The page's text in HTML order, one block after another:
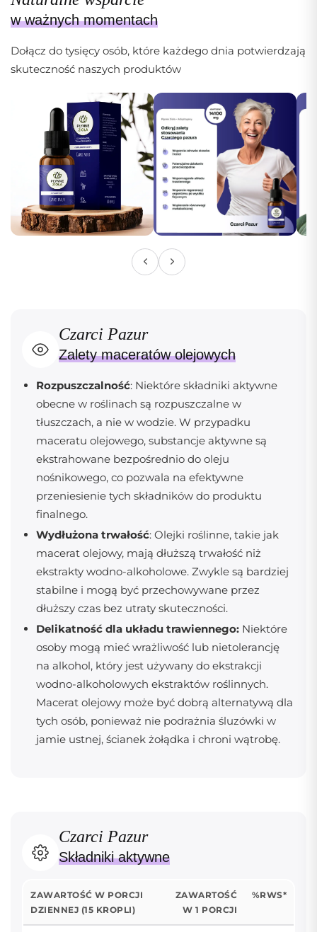
w ważnych momentach
Dołącz do tysięcy osób, które każdego dnia potwierdzają
skuteczność naszych produktów
Czarci Pazur
Zalety maceratów olejowych
Rozpuszczalność: Niektóre składniki aktywne
obecne w roślinach są rozpuszczalne w
tłuszczach, a nie w wodzie. W przypadku
maceratu olejowego, substancje aktywne są
ekstrahowane bezpośrednio do oleju
nośnikowego, co pozwala na efektywne
przeniesienie tych składników do produktu
finalnego.
Wydłużona trwałość: Olejki roślinne, takie jak
macerat olejowy, mają dłuższą trwałość niż
ekstrakty wodno-alkoholowe. Zwykle są bardziej
stabilne i mogą być przechowywane przez
dłuższy czas bez utraty skuteczności.
Delikatność dla układu trawiennego: Niektóre
osoby mogą mieć wrażliwość lub nietolerancję
na alkohol, który jest używany do ekstrakcji
wodno-alkoholowych ekstraktów roślinnych.
Macerat olejowy może być dobrą alternatywą dla
tych osób, ponieważ nie podrażnia śluzówki w
jamie ustnej, ścianek żołądka i chroni wątrobę.
Czarci Pazur
Składniki aktywne
ZAWARTOŚĆ W PORCJI
DZIENNEJ (15 KROPLI)
ZAWARTOŚĆ
W 1 PORCJI
%RWS*